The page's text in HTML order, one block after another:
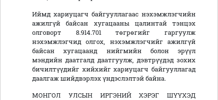
Иймд хариуцагч байгууллагаас нэхэмжлэгчийн
ажилгүй байсан хугацааны цалинтай тэнцэх
олговорт 8.914.701 төгрөгийг гаргуулж
нэхэмжлэгчид олгох, нэхэмжлэгчийг ажилгүй
байсан хугацаанд нийгмийн болон эрүүл
мэндийн даатгалд даатгуулж, дэвтрүүдэд зохих
бичилтүүдийг хийхийг хариуцагч байгууллагад
даалгаж шийдвэрлэх үндэслэлтэй байна.
МОНГОЛ УЛСЫН ИРГЭНИЙ ХЭРЭГ ШҮҮХЭД